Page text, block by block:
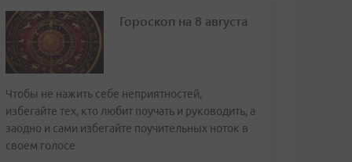
Гороскоп на 8 августа
Чтобы не нажить себе неприятностей,
избегайте тех, кто любит поучать и руководить, а
заодно и сами избегайте поучительных ноток в
своем голосе